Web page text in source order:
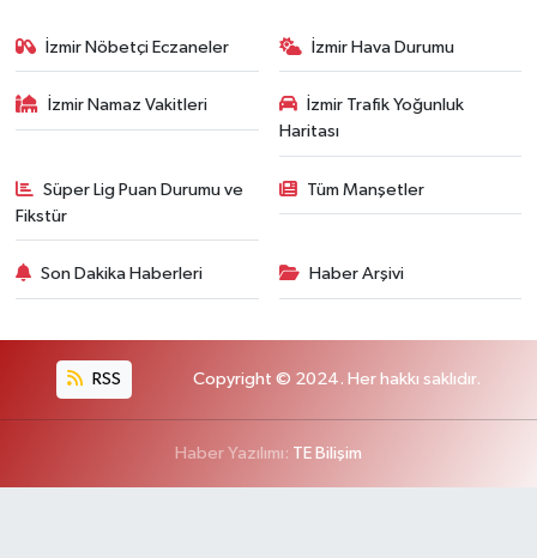
İzmir Nöbetçi Eczaneler İzmir Hava Durumu
İzmir Namaz Vakitleri
İzmir Trafik Yoğunluk
Haritası
Süper Lig Puan Durumu ve
Fikstür
Tüm Manşetler
Son Dakika Haberleri Haber Arşivi
RSS Copyright © 2024. Her hakkı saklıdır.
Haber Yazılımı: TE Bilişim